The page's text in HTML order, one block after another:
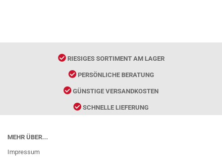
RIESIGES SORTIMENT AM LAGER
PERSÖNLICHE BERATUNG
GÜNSTIGE VERSANDKOSTEN
SCHNELLE LIEFERUNG
MEHR ÜBER...
Impressum